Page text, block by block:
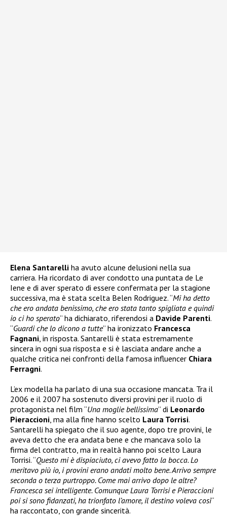
Elena Santarelli ha avuto alcune delusioni nella sua
carriera. Ha ricordato di aver condotto una puntata de Le
Iene e di aver sperato di essere confermata per la stagione
successiva, ma è stata scelta Belen Rodriguez. “Mi ha detto
che ero andata benissimo, che ero stata tanto spigliata e quindi
io ci ho sperato” ha dichiarato, riferendosi a Davide Parenti.
“Guardi che lo dicono a tutte” ha ironizzato Francesca
Fagnani , in risposta. Santarelli è stata estremamente
sincera in ogni sua risposta e si è lasciata andare anche a
qualche critica nei confronti della famosa influencer Chiara
Ferragni.
L’ex modella ha parlato di una sua occasione mancata. Tra il
2006 e il 2007 ha sostenuto diversi provini per il ruolo di
protagonista nel film “Una moglie bellissima” di Leonardo
Pieraccioni , ma alla fine hanno scelto Laura Torrisi.
Santarelli ha spiegato che il suo agente, dopo tre provini, le
aveva detto che era andata bene e che mancava solo la
firma del contratto, ma in realtà hanno poi scelto Laura
Torrisi. “Questo mi è dispiaciuto, ci avevo fatto la bocca. Lo
meritavo più io, i provini erano andati molto bene. Arrivo sempre
seconda o terza purtroppo. Come mai arrivo dopo le altre?
Francesca sei intelligente. Comunque Laura Torrisi e Pieraccioni
poi si sono fidanzati, ha trionfato l’amore, il destino voleva così“
ha raccontato, con grande sincerità.